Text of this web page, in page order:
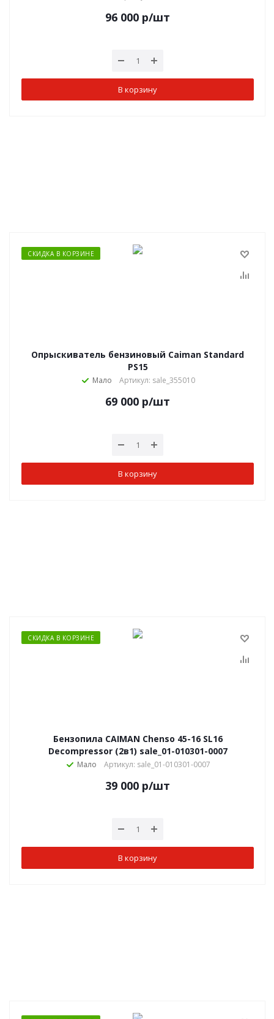
96 000 р/шт
В корзину
СКИДКА В КОРЗИНЕ
Опрыскиватель бензиновый Caiman Standard
PS15
Мало Артикул: sale_355010
69 000 р/шт
В корзину
СКИДКА В КОРЗИНЕ
Бензопила CAIMAN Chenso 45-16 SL16
Decompressor (2в1) sale_01-010301-0007
Мало Артикул: sale_01-010301-0007
39 000 р/шт
В корзину